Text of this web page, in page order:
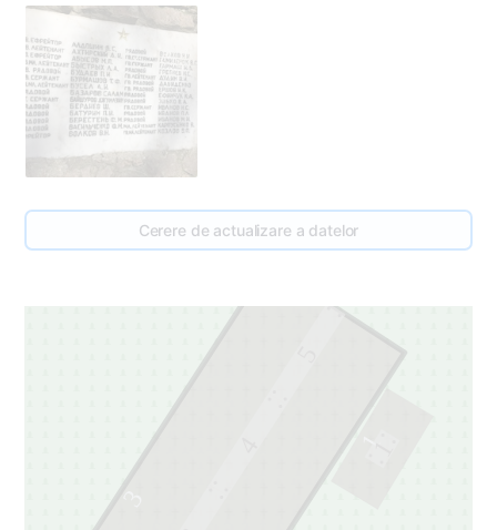
Cerere de actualizare a datelor
3